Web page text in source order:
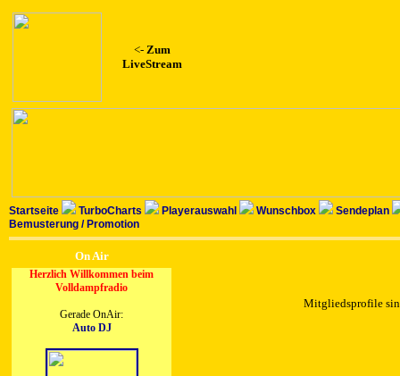
<- Zum
LiveStream
Startseite TurboCharts Playerauswahl Wunschbox
Sendeplan
Bemusterung / Promotion
On Air
Herzlich Willkommen beim
Volldampfradio
Gerade OnAir:
Auto DJ
Mitgliedsprofile